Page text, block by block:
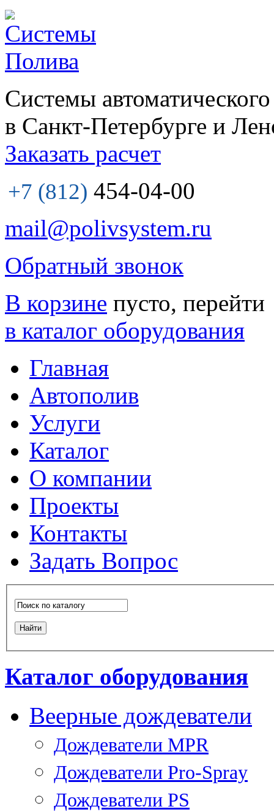
Системы
в Санкт-Петербурге и
Заказать расчет
+7 (812) 454-04-00
mail@polivsystem.ru
Обратный звонок
В корзине пусто, перейти
в каталог оборудования
Главная
Автополив
Услуги
Каталог
О компании
Проекты
Контакты
Задать Вопрос
Каталог оборудования
Веерные дождеватели
Дождеватели MPR
Дождеватели Pro-Spray
Дождеватели PS